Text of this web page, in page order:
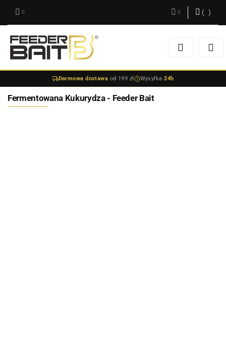
Zarejestruj się
Dodaj zgłoszenie
( )
Darmowa dostawa od 199 zł Wysyłka24h
Fermentowana Kukurydza - Feeder Bait